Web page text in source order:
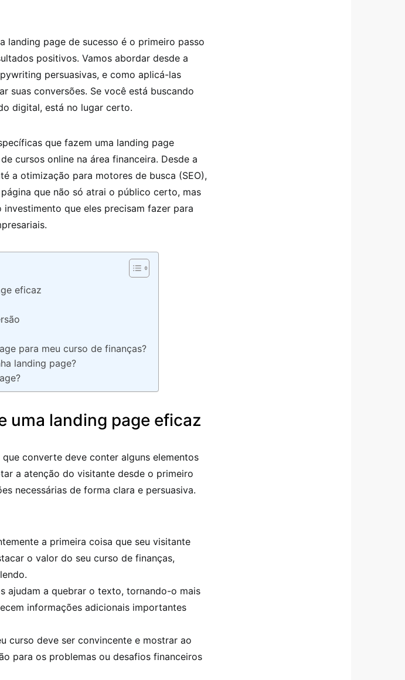
landing page de sucesso é o primeiro passo
positivos. Vamos abordar desde a
persuasivas, e como aplicá-las
suas conversões. Se você está buscando
digital, está no lugar certo.
que fazem uma landing page
cursos online na área financeira. Desde a
a otimização para motores de busca (SEO),
que não só atrai o público certo, mas
que eles precisam fazer para
eficaz
para meu curso de finanças?
landing page?
uma landing page eficaz
que converte deve conter alguns elementos
a atenção do visitante desde o primeiro
necessárias de forma clara e persuasiva.
a primeira coisa que seu visitante
o valor do seu curso de finanças,
ajudam a quebrar o texto, tornando-o mais
informações adicionais importantes
curso deve ser convincente e mostrar ao
para os problemas ou desafios financeiros